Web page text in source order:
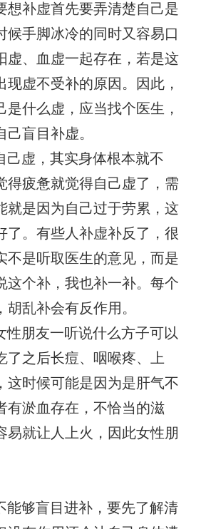
想补虚首先要弄清楚自己是
候手脚冰冷的同时又容易口
虚、血虚一起存在，若是这
现虚不受补的原因。因此，
是什么虚，应当找个医生，
盲目补虚。
己虚，其实身体根本就不
得疲惫就觉得自己虚了，需
就是因为自己过于劳累，这
了。有些人补虚补反了，很
不是听取医生的意见，而是
这个补，我也补一补。每个
胡乱补会有反作用。
性朋友一听说什么方子可以
了之后长痘、咽喉疼、上
这时候可能是因为是肝气不
有淤血存在，不恰当的滋
易就让人上火，因此女性朋
能够盲目进补，要先了解清